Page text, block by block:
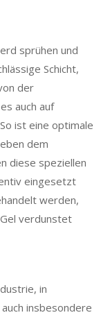
sprühen und
Schicht,
der
auch auf
ist eine optimale
dem
diese speziellen
eingesetzt
werden,
verdunstet
in
insbesondere